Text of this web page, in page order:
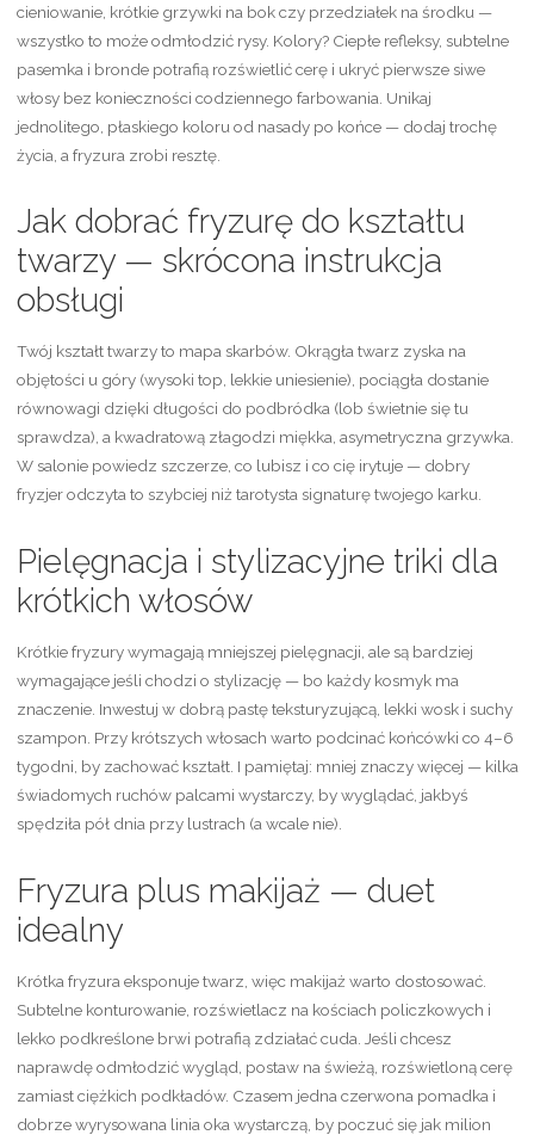
cieniowanie, krótkie grzywki na bok czy przedziałek na środku —
wszystko to może odmłodzić rysy. Kolory? Ciepłe refleksy, subtelne
pasemka i bronde potrafią rozświetlić cerę i ukryć pierwsze siwe
włosy bez konieczności codziennego farbowania. Unikaj
jednolitego, płaskiego koloru od nasady po końce — dodaj trochę
życia, a fryzura zrobi resztę.
Jak dobrać fryzurę do kształtu
twarzy — skrócona instrukcja
obsługi
Twój kształt twarzy to mapa skarbów. Okrągła twarz zyska na
objętości u góry (wysoki top, lekkie uniesienie), pociągła dostanie
równowagi dzięki długości do podbródka (lob świetnie się tu
sprawdza), a kwadratową złagodzi miękka, asymetryczna grzywka.
W salonie powiedz szczerze, co lubisz i co cię irytuje — dobry
fryzjer odczyta to szybciej niż tarotysta signaturę twojego karku.
Pielęgnacja i stylizacyjne triki dla
krótkich włosów
Krótkie fryzury wymagają mniejszej pielęgnacji, ale są bardziej
wymagające jeśli chodzi o stylizację — bo każdy kosmyk ma
znaczenie. Inwestuj w dobrą pastę teksturyzującą, lekki wosk i suchy
szampon. Przy krótszych włosach warto podcinać końcówki co 4–6
tygodni, by zachować kształt. I pamiętaj: mniej znaczy więcej — kilka
świadomych ruchów palcami wystarczy, by wyglądać, jakbyś
spędziła pół dnia przy lustrach (a wcale nie).
Fryzura plus makijaż — duet
idealny
Krótka fryzura eksponuje twarz, więc makijaż warto dostosować.
Subtelne konturowanie, rozświetlacz na kościach policzkowych i
lekko podkreślone brwi potrafią zdziałać cuda. Jeśli chcesz
naprawdę odmłodzić wygląd, postaw na świeżą, rozświetloną cerę
zamiast ciężkich podkładów. Czasem jedna czerwona pomadka i
dobrze wyrysowana linia oka wystarczą, by poczuć się jak milion